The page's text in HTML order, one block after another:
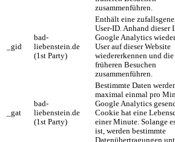
zusammenführen.
_gid
bad-
liebenstein.de
(1st Party)
Enthält eine
User-ID. Anhand dieser
Google Analytics
User auf dieser Website
wiedererkennen und
früheren Besuchen
zusammenführen.
_gat
bad-
liebenstein.de
(1st Party)
Bestimmte Daten
maximal einmal pro
Google Analytics
Cookie hat eine
einer Minute. Solange
ist, werden bestimmte
Datenübertragungen